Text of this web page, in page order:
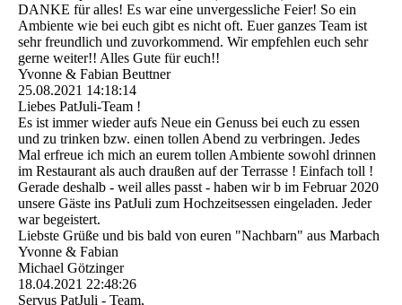
DANKE für alles! Es war eine unvergessliche Feier! So ein
Ambiente wie bei euch gibt es nicht oft. Euer ganzes Team ist
sehr freundlich und zuvorkommend. Wir empfehlen euch sehr
gerne weiter!! Alles Gute für euch!!
Yvonne & Fabian Beuttner
25.08.2021 14:18:14
Liebes PatJuli-Team !
Es ist immer wieder aufs Neue ein Genuss bei euch zu essen
und zu trinken bzw. einen tollen Abend zu verbringen. Jedes
Mal erfreue ich mich an eurem tollen Ambiente sowohl drinnen
im Restaurant als auch draußen auf der Terrasse ! Einfach toll !
Gerade deshalb - weil alles passt - haben wir b im Februar 2020
unsere Gäste ins PatJuli zum Hochzeitsessen eingeladen. Jeder
war begeistert.
Liebste Grüße und bis bald von euren "Nachbarn" aus Marbach
Yvonne & Fabian
Michael Götzinger
18.04.2021 22:48:26
Servus PatJuli - Team,